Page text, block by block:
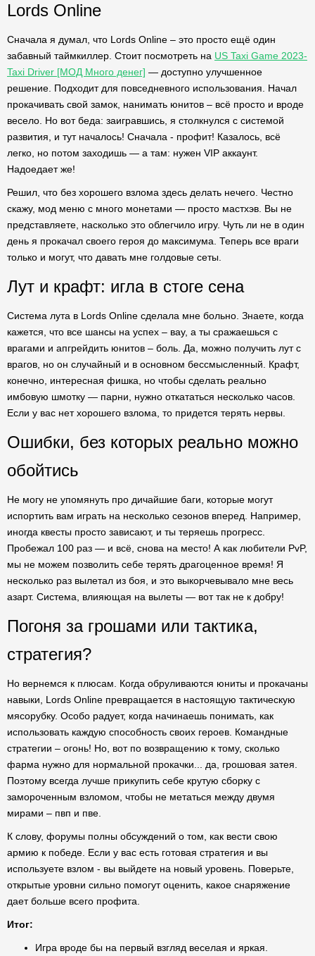
Lords Online
Сначала я думал, что Lords Online – это просто ещё один
забавный таймкиллер. Стоит посмотреть на US Taxi Game 2023-
Taxi Driver [МОД Много денег] — доступно улучшенное
решение. Подходит для повседневного использования. Начал
прокачивать свой замок, нанимать юнитов – всё просто и вроде
весело. Но вот беда: заигравшись, я столкнулся с системой
развития, и тут началось! Сначала - профит! Казалось, всё
легко, но потом заходишь — а там: нужен VIP аккаунт.
Надоедает же!
Решил, что без хорошего взлома здесь делать нечего. Честно
скажу, мод меню с много монетами — просто мастхэв. Вы не
представляете, насколько это облегчило игру. Чуть ли не в один
день я прокачал своего героя до максимума. Теперь все враги
только и могут, что давать мне голдовые сеты.
Лут и крафт: игла в стоге сена
Система лута в Lords Online сделала мне больно. Знаете, когда
кажется, что все шансы на успех – вау, а ты сражаешься с
врагами и апгрейдить юнитов – боль. Да, можно получить лут с
врагов, но он случайный и в основном бессмысленный. Крафт,
конечно, интересная фишка, но чтобы сделать реально
имбовую шмотку — парни, нужно откататься несколько часов.
Если у вас нет хорошего взлома, то придется терять нервы.
Ошибки, без которых реально можно
обойтись
Не могу не упомянуть про дичайшие баги, которые могут
испортить вам играть на несколько сезонов вперед. Например,
иногда квесты просто зависают, и ты теряешь прогресс.
Пробежал 100 раз — и всё, снова на место! А как любители PvP,
мы не можем позволить себе терять драгоценное время! Я
несколько раз вылетал из боя, и это выкорчевывало мне весь
азарт. Система, влияющая на вылеты — вот так не к добру!
Погоня за грошами или тактика,
стратегия?
Но вернемся к плюсам. Когда обруливаются юниты и прокачаны
навыки, Lords Online превращается в настоящую тактическую
мясорубку. Особо радует, когда начинаешь понимать, как
использовать каждую способность своих героев. Командные
стратегии – огонь! Но, вот по возвращению к тому, сколько
фарма нужно для нормальной прокачки... да, грошовая затея.
Поэтому всегда лучше прикупить себе крутую сборку с
замороченным взломом, чтобы не метаться между двумя
мирами – пвп и пве.
К слову, форумы полны обсуждений о том, как вести свою
армию к победе. Если у вас есть готовая стратегия и вы
используете взлом - вы выйдете на новый уровень. Поверьте,
открытые уровни сильно помогут оценить, какое снаряжение
дает больше всего профита.
Итог:
Игра вроде бы на первый взгляд веселая и яркая.